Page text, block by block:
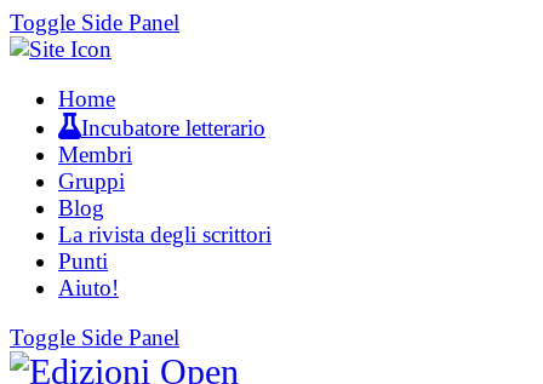
Toggle Side Panel
Home
Incubatore letterario
Membri
Gruppi
Blog
La rivista degli scrittori
Punti
Aiuto!
Toggle Side Panel